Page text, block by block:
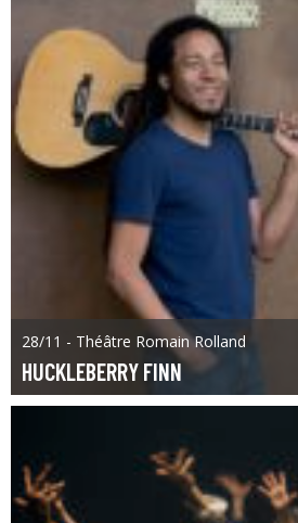
28/11 - Théâtre Romain Rolland
HUCKLEBERRY FINN